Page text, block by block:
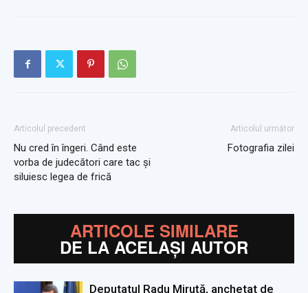
Articolul precedent
Nu cred în îngeri. Când este
vorba de judecători care tac și
siluiesc legea de frică
Articolul următor
Fotografia zilei
ARTICOLE SIMILARE
DE LA ACELAȘI AUTOR
Deputatul Radu Miruță, anchetat de